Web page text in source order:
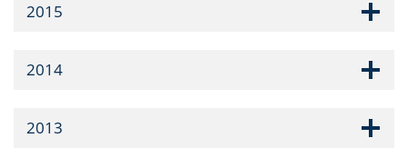
2015
2014
2013